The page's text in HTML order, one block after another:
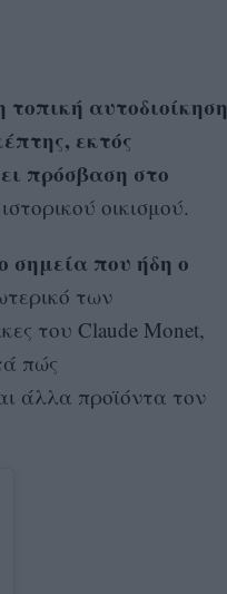
τοπική αυτοδιοίκηση
εκτός
πρόσβαση στο
οικισμού.
σημεία που ήδη ο
των
του Claude Monet,
πώς
άλλα προϊόντα τον